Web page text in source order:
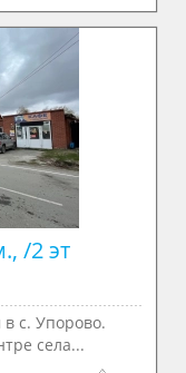
/2 эт
с. Упорово.
села...